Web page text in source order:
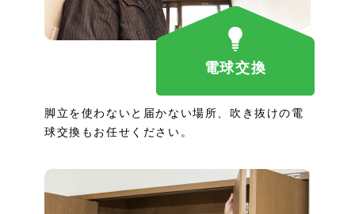
電球交換
脚立を使わないと届かない場所、吹き抜けの電
球交換もお任せください。